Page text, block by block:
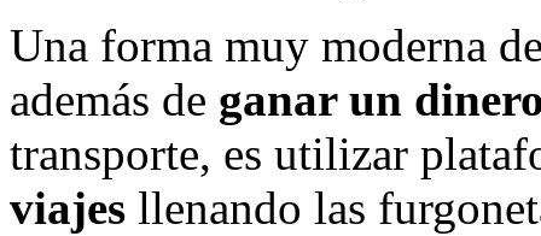
Una forma muy moderna
además de ganar un
transporte, es utilizar
viajes llenando las